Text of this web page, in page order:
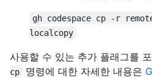
gh codespace cp -r
localcopy
사용할 수 있는 추가 플래그를
cp
명령에 대한 자세한 내용은